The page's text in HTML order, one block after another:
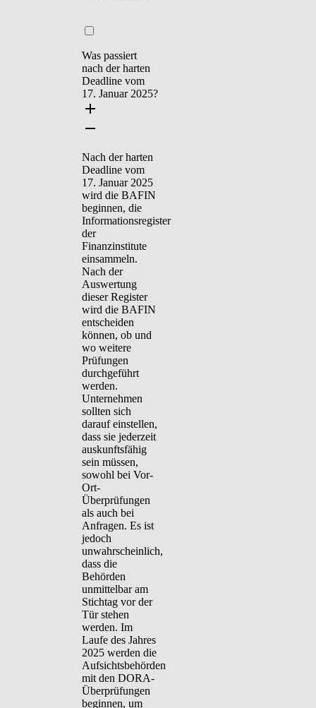
Was passiert
nach der harten
Deadline vom
17. Januar 2025?
Nach der harten
Deadline vom
17. Januar 2025
wird die BAFIN
beginnen, die
Informationsregister
der
Finanzinstitute
einsammeln.
Nach der
Auswertung
dieser Register
wird die BAFIN
entscheiden
können, ob und
wo weitere
Prüfungen
durchgeführt
werden.
Unternehmen
sollten sich
darauf einstellen,
dass sie jederzeit
auskunftsfähig
sein müssen,
sowohl bei Vor-
Ort-
Überprüfungen
als auch bei
Anfragen. Es ist
jedoch
unwahrscheinlich,
dass die
Behörden
unmittelbar am
Stichtag vor der
Tür stehen
werden. Im
Laufe des Jahres
2025 werden die
Aufsichtsbehörden
mit den DORA-
Überprüfungen
beginnen, um